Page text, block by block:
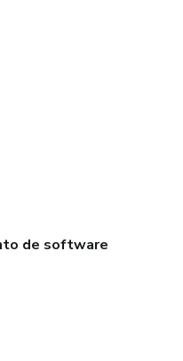
de software